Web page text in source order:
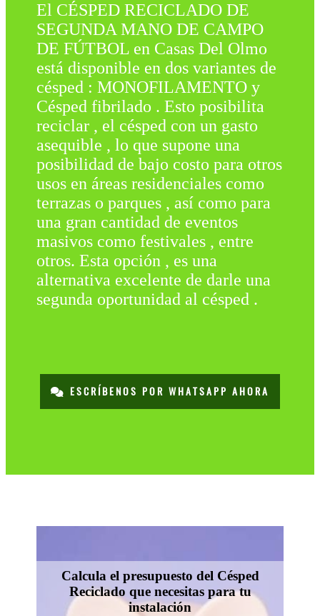
El CÉSPED RECICLADO DE
SEGUNDA MANO DE CAMPO
DE FÚTBOL en Casas Del Olmo
está disponible en dos variantes de
césped : MONOFILAMENTO y
Césped fibrilado . Esto posibilita
reciclar , el césped con un gasto
asequible , lo que supone una
posibilidad de bajo costo para otros
usos en áreas residenciales como
terrazas o parques , así como para
una gran cantidad de eventos
masivos como festivales , entre
otros. Esta opción , es una
alternativa excelente de darle una
segunda oportunidad al césped .
ESCRÍBENOS POR WHATSAPP AHORA
Calcula el presupuesto del Césped
Reciclado que necesitas para tu
instalación